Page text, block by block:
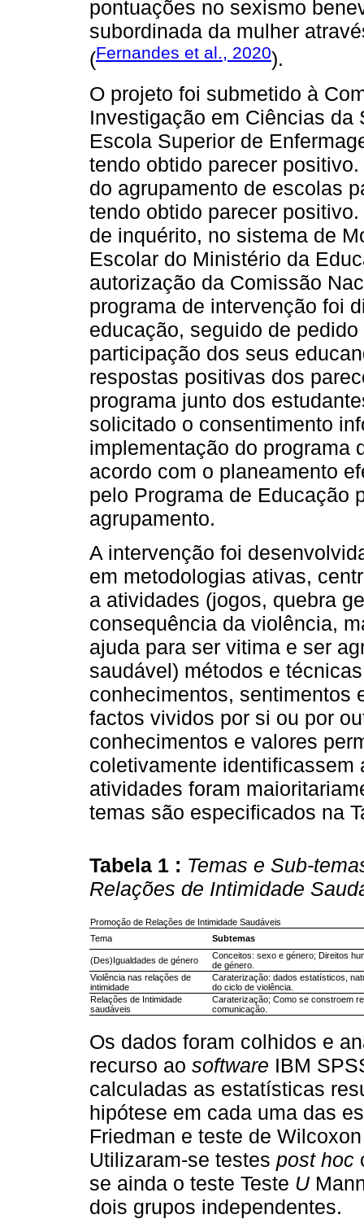
pontuações no sexismo
subordinada da mulher
(Fernandes et al., 2020).
O projeto foi submetido à
Investigação em Ciências da
Escola Superior de
tendo obtido parecer
do agrupamento de escolas
tendo obtido parecer
de inquérito, no sistema de
Escolar do Ministério da
autorização da Comissão
programa de intervenção foi
educação, seguido de
participação dos seus
respostas positivas dos
programa junto dos
solicitado o consentimento
implementação do programa
acordo com o planeamento
pelo Programa de Educação
agrupamento.
A intervenção foi
em metodologias ativas,
a atividades (jogos, quebra
consequência da violência,
ajuda para ser vitima e ser
saudável) métodos e
conhecimentos, sentimentos
factos vividos por si ou por
conhecimentos e valores
coletivamente
atividades foram
temas são especificados na
Tabela 1 : Temas e Sub-
Relações de Intimidade
Promoção de Relações de Intimidade Saudáveis
Tema
Subtemas
(Des)Igualdades de género
Conceitos: sexo e género; Direitos
de género.
Violência nas relações de
intimidade
Caraterização: dados estatísticos,
do ciclo de violência.
Relações de Intimidade
saudáveis
Caraterização; Como se constroem
comunicação.
Os dados foram colhidos e
recurso ao software IBM
calculadas as estatísticas
hipótese em cada uma das
Friedman e teste de
Utilizaram-se testes post hoc
se ainda o teste Teste U
dois grupos independentes.